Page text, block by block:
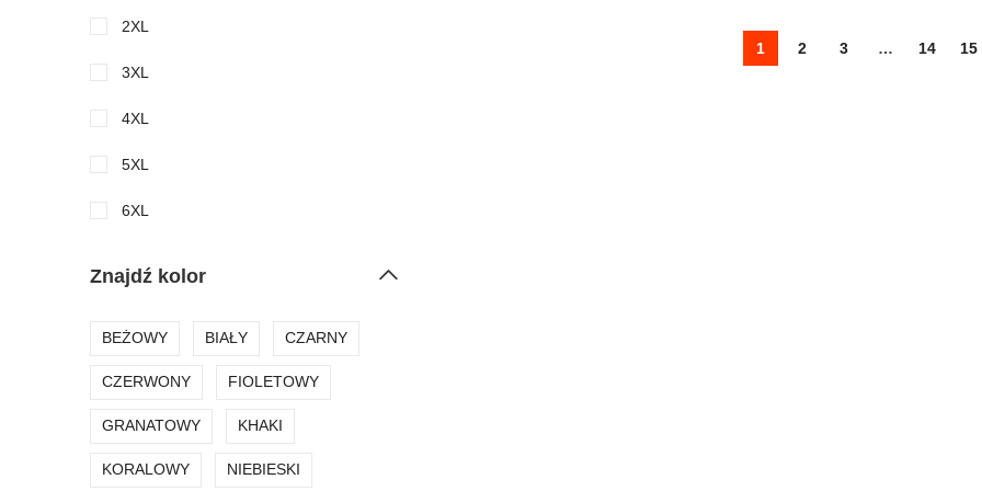
1 2 3 … 14 15
2XL
3XL
4XL
5XL
6XL
Znajdź kolor
BEŻOWY BIAŁY CZARNY
CZERWONY FIOLETOWY
GRANATOWY KHAKI
KORALOWY NIEBIESKI